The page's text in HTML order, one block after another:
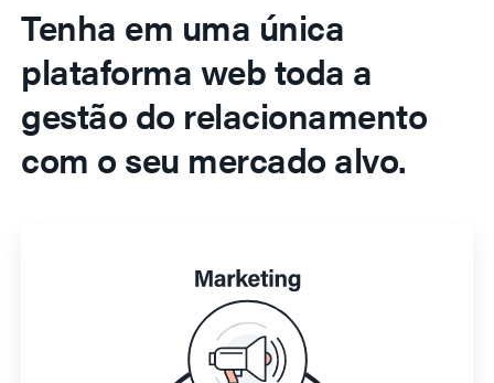
Tenha em uma única
plataforma web toda a
gestão do relacionamento
com o seu mercado alvo.